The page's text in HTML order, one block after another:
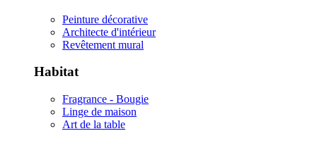
Peinture décorative
Architecte d'intérieur
Revêtement mural
Habitat
Fragrance - Bougie
Linge de maison
Art de la table